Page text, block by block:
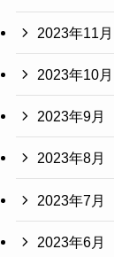
2023年11月
2023年10月
2023年9月
2023年8月
2023年7月
2023年6月